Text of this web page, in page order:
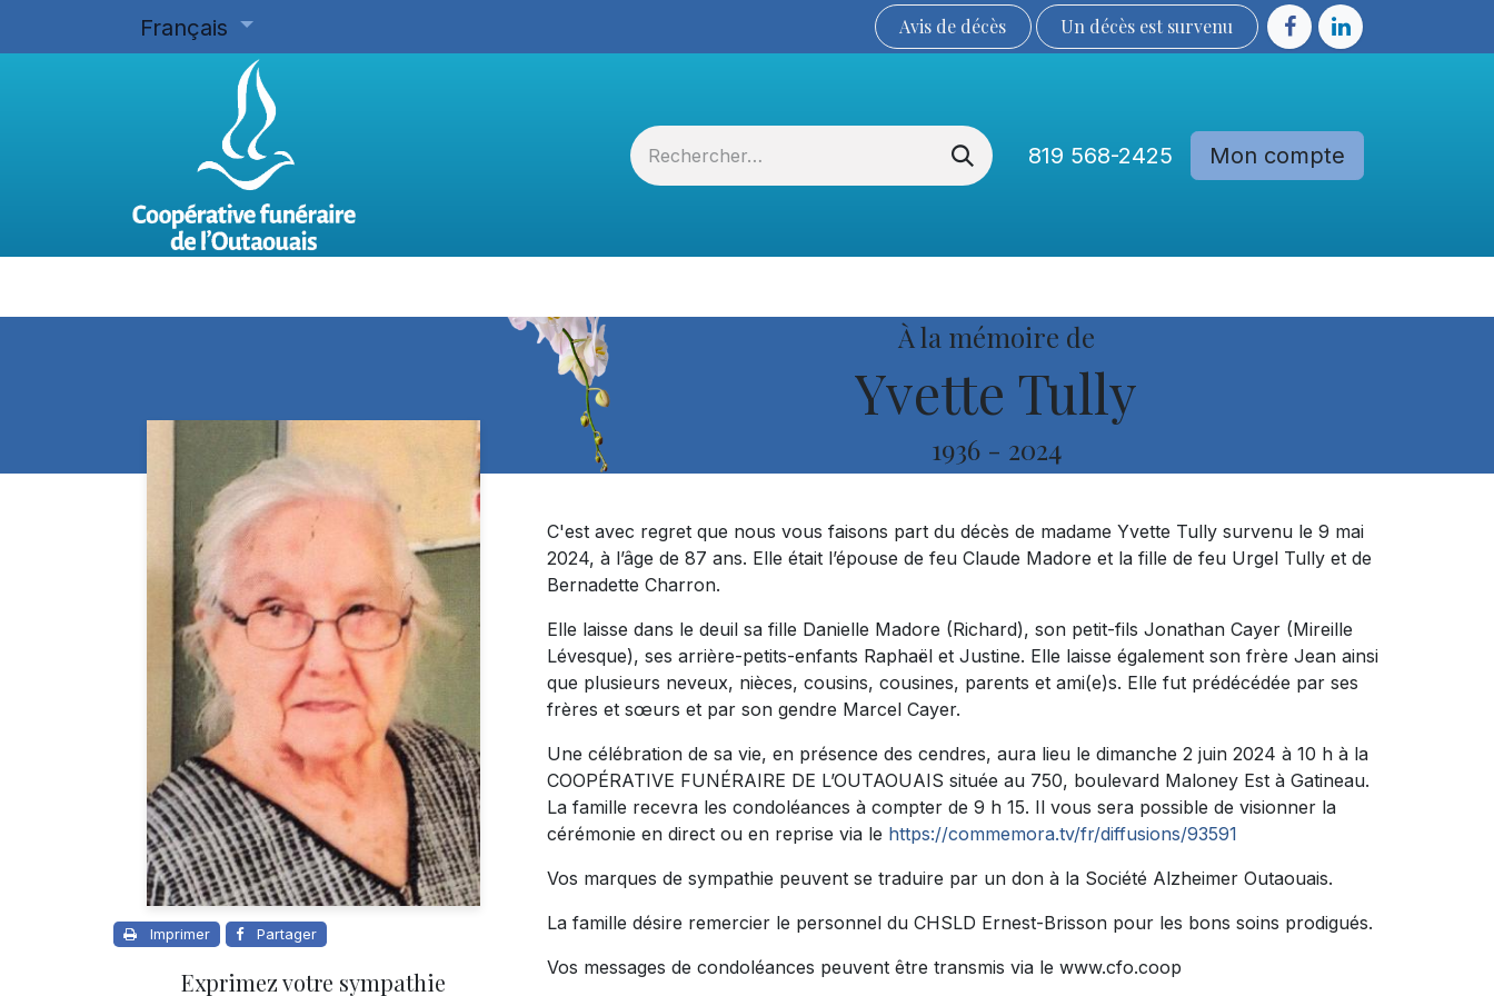
Français Avis de décès Un décès est sur​​​​​​​​ve​nu​​​​​​​​​​
819 568-2425 Mon compte
À la mémoire de
Yvette Tully
1936 - 2024
Imprimer Partager
Exprimez votre sympathie
C'est avec regret que nous vous faisons part du décès de madame Yvette Tully survenu le 9 mai
2024, à l’âge de 87 ans. Elle était l’épouse de feu Claude Madore et la fille de feu Urgel Tully et de
Bernadette Charron.
Elle laisse dans le deuil sa fille Danielle Madore (Richard), son petit-fils Jonathan Cayer (Mireille
Lévesque), ses arrière-petits-enfants Raphaël et Justine. Elle laisse également son frère Jean ainsi
que plusieurs neveux, nièces, cousins, cousines, parents et ami(e)s. Elle fut prédécédée par ses
frères et sœurs et par son gendre Marcel Cayer.
Une célébration de sa vie, en présence des cendres, aura lieu le dimanche 2 juin 2024 à 10 h à la
COOPÉRATIVE FUNÉRAIRE DE L’OUTAOUAIS située au 750, boulevard Maloney Est à Gatineau.
La famille recevra les condoléances à compter de 9 h 15. Il vous sera possible de visionner la
cérémonie en direct ou en reprise via le https://commemora.tv/fr/diffusions/93591
Vos marques de sympathie peuvent se traduire par un don à la Société Alzheimer Outaouais.
La famille désire remercier le personnel du CHSLD Ernest-Brisson pour les bons soins prodigués.
Vos messages de condoléances peuvent être transmis via le www.cfo.coop